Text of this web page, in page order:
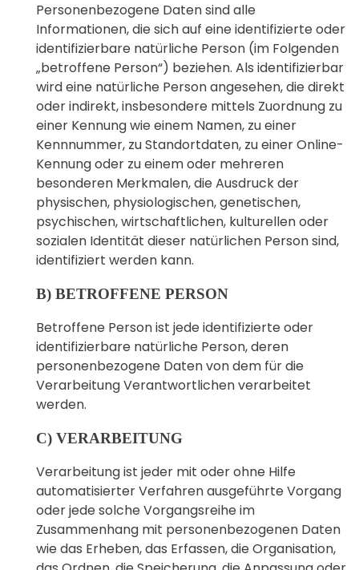
Personenbezogene Daten sind alle
Informationen, die sich auf eine identifizierte oder
identifizierbare natürliche Person (im Folgenden
„betroffene Person“) beziehen. Als identifizierbar
wird eine natürliche Person angesehen, die direkt
oder indirekt, insbesondere mittels Zuordnung zu
einer Kennung wie einem Namen, zu einer
Kennnummer, zu Standortdaten, zu einer Online-
Kennung oder zu einem oder mehreren
besonderen Merkmalen, die Ausdruck der
physischen, physiologischen, genetischen,
psychischen, wirtschaftlichen, kulturellen oder
sozialen Identität dieser natürlichen Person sind,
identifiziert werden kann.
B) BETROFFENE PERSON
Betroffene Person ist jede identifizierte oder
identifizierbare natürliche Person, deren
personenbezogene Daten von dem für die
Verarbeitung Verantwortlichen verarbeitet
werden.
C) VERARBEITUNG
Verarbeitung ist jeder mit oder ohne Hilfe
automatisierter Verfahren ausgeführte Vorgang
oder jede solche Vorgangsreihe im
Zusammenhang mit personenbezogenen Daten
wie das Erheben, das Erfassen, die Organisation,